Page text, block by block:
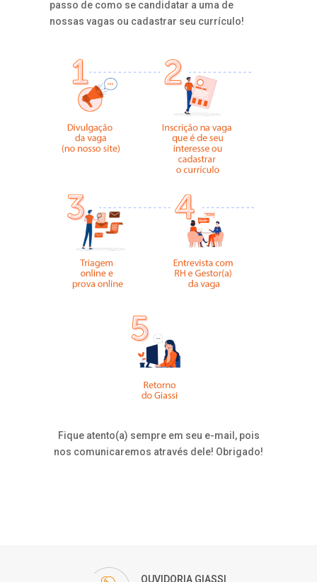
passo de como se candidatar a uma de
nossas vagas ou cadastrar seu currículo!
Fique atento(a) sempre em seu e-mail, pois
nos comunicaremos através dele! Obrigado!
OUVIDORIA GIASSI